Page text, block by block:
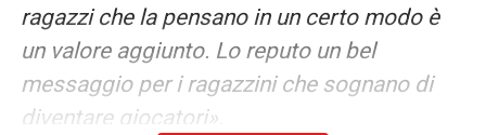
ragazzi che la pensano in un certo modo è
un valore aggiunto. Lo reputo un bel
messaggio per i ragazzini che sognano di
diventare giocatori».